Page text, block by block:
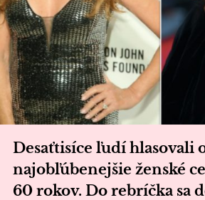
Desaťtisíce ľudí hlasovali
najobľúbenejšie ženské
60 rokov. Do rebríčka sa